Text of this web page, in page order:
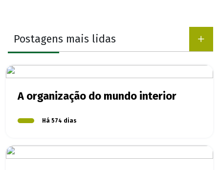
Postagens mais lidas
A organização do mundo interior
Há 574 dias